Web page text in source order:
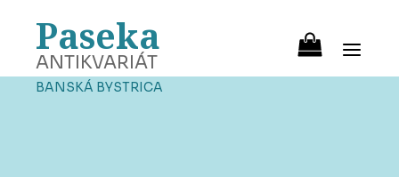
Paseka
ANTIKVARIÁT
BANSKÁ BYSTRICA